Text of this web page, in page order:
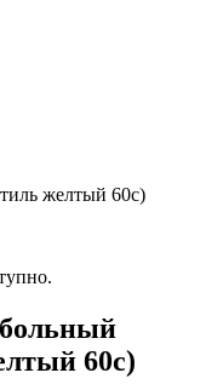
желтый 60с)
60с)